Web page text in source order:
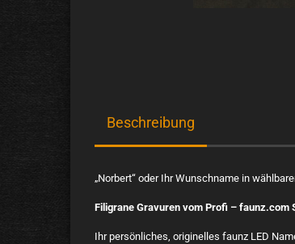
Beschreibung
„Norbert“ oder Ihr Wunschname in
Filigrane Gravuren vom Profi – faunz.com
Ihr persönliches, originelles faunz LED